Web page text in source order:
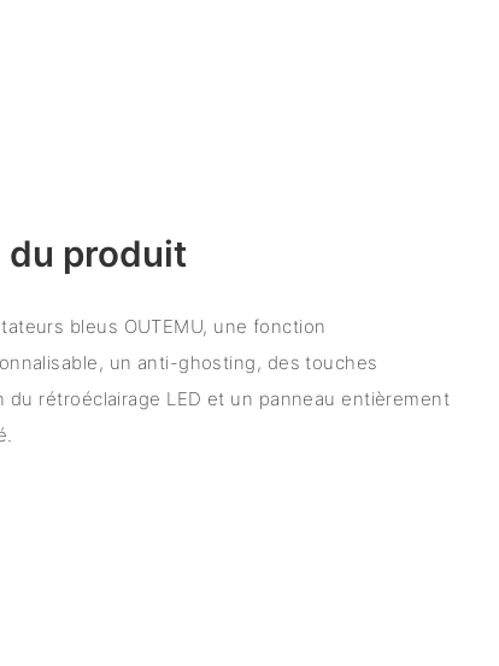
produit
bleus OUTEMU, une fonction
un anti-ghosting, des touches
du rétroéclairage LED et un panneau entièrement